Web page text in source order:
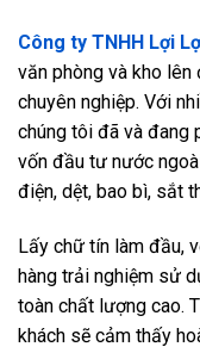
Công ty TNHH Lợi
văn phòng và kho lên
chuyên nghiệp. Với
chúng tôi đã và đang
vốn đầu tư nước
điện, dệt, bao bì, sắt
Lấy chữ tín làm đầu,
hàng trải nghiệm sử
toàn chất lượng cao.
khách sẽ cảm thấy